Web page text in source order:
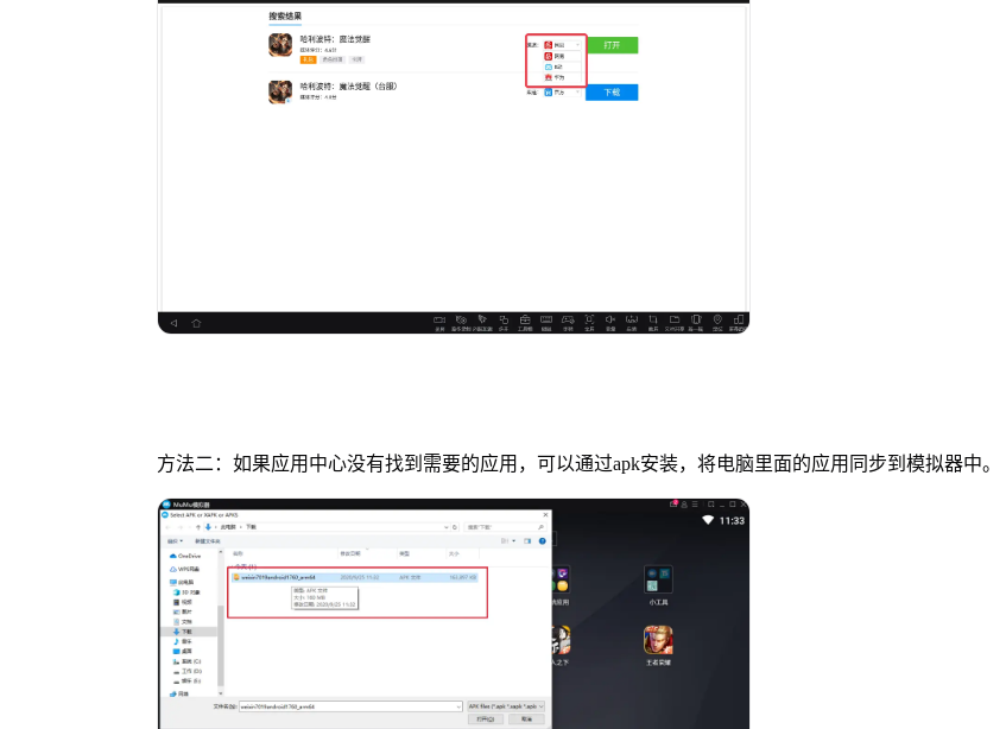
方法二：如果应用中心没有找到需要的应用，可以通过apk安装，将电脑里面的应用同步到模拟器中。